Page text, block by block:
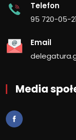
Telefon
95 720-05-
Email
Media